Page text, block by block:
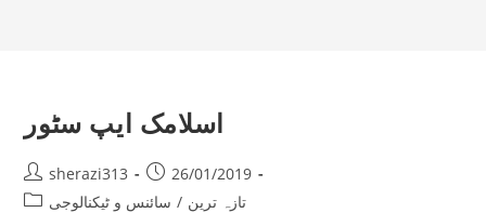
اسلامک ایپ سٹور
Post
author:
sherazi313
Post
published:
26/01/2019
Post
تازہ ترین / سائنس و ٹیکنالوجی